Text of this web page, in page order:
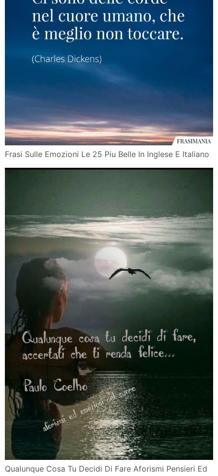
Frasi Sulle Emozioni Le 25 Piu Belle In Inglese E Italiano
Qualunque Cosa Tu Decidi Di Fare Aforismi Pensieri Ed